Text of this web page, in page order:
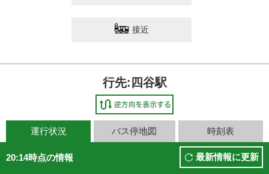
接近
行先:四谷駅
運行状況 バス停地図 時刻表
20:14時点の情報 最新情報に更新